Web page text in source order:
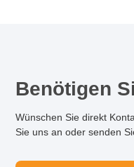
Benötigen
Wünschen Sie direkt
Sie uns an oder senden